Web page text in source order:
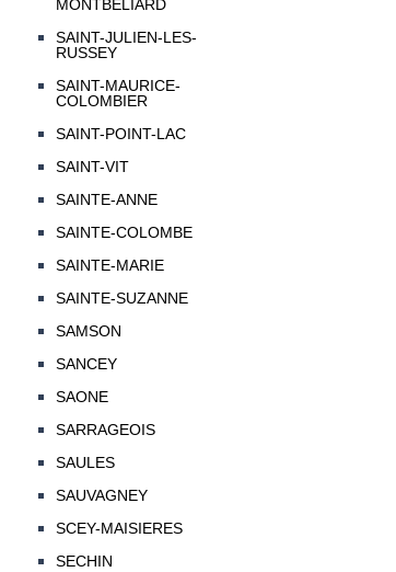
MONTBELIARD
SAINT-JULIEN-LES-
RUSSEY
SAINT-MAURICE-
COLOMBIER
SAINT-POINT-LAC
SAINT-VIT
SAINTE-ANNE
SAINTE-COLOMBE
SAINTE-MARIE
SAINTE-SUZANNE
SAMSON
SANCEY
SAONE
SARRAGEOIS
SAULES
SAUVAGNEY
SCEY-MAISIERES
SECHIN